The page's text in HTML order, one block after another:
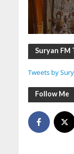
Suryan FM
Tweets by
Follow Me